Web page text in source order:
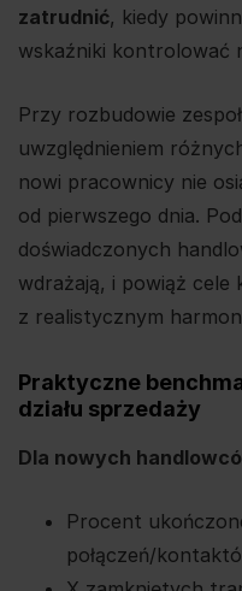
zatrudnić, kiedy
wskaźniki kontrolować
Przy rozbudowie
uwzględnieniem
nowi pracownicy nie
od pierwszego dnia.
doświadczonych
wdrażają, i powiąż cele
z realistycznym
Praktyczne
działu sprzedaży
Dla nowych
Procent
połączeń/